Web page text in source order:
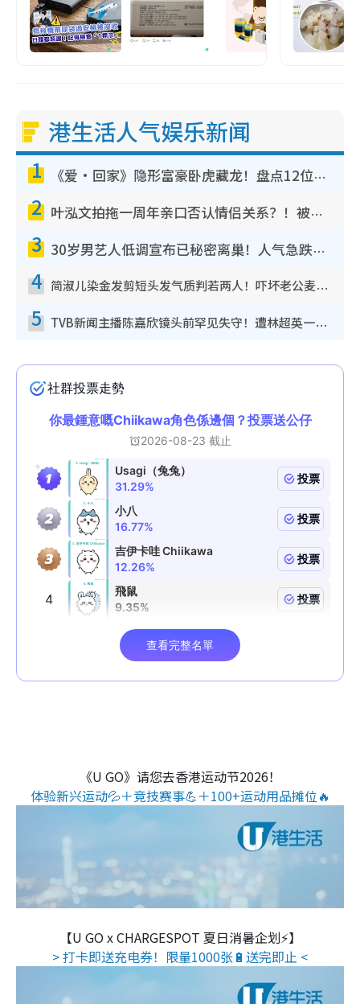
港生活人气娱乐新闻
1 《爱·回家》隐形富豪卧虎藏龙！盘点12位财气逼人的有钱艺人：这位美女3亿身家不愁做
2 叶泓文拍拖一周年亲口否认情侣关系？！被质疑感情造假竟称GM“普通同事”
3 30岁男艺人低调宣布已秘密离巢！人气急跌变失踪人口：“这几年过得并不容易”
4 简淑儿染金发剪短头发气质判若两人！吓坏老公麦大力都认不出：“你做什么？”
5 TVB新闻主播陈嘉欣镜头前罕见失守！遭林超英一句话突袭吓坏当场大笑
《U GO》请您去香港运动节2026！
体验新兴运动💦＋竞技赛事💪＋100+运动用品摊位🔥
【U GO x CHARGESPOT 夏日消暑企划⚡】
> 打卡即送充电券！限量1000张🔋送完即止 <